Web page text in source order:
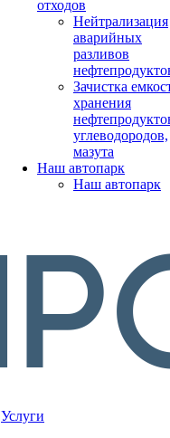
отходов
Нейтрализация
аварийных
разливов
Зачистка
хранения
углеводородов,
мазута
Наш автопарк
Наш автопарк
Услуги